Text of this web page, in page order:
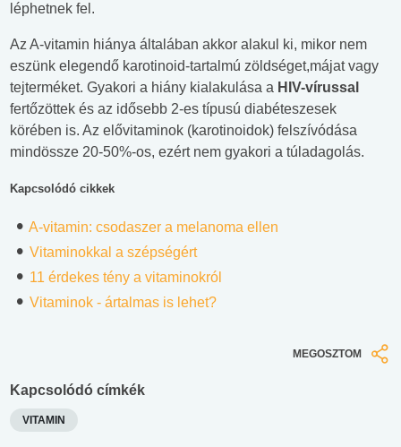
léphetnek fel.
Az A-vitamin hiánya általában akkor alakul ki, mikor nem
eszünk elegendő karotinoid-tartalmú zöldséget,májat vagy
tejterméket. Gyakori a hiány kialakulása a HIV-vírussal
fertőzöttek és az idősebb 2-es típusú diabéteszesek
körében is. Az elővitaminok (karotinoidok) felszívódása
mindössze 20-50%-os, ezért nem gyakori a túladagolás.
Kapcsolódó cikkek
A-vitamin: csodaszer a melanoma ellen
Vitaminokkal a szépségért
11 érdekes tény a vitaminokról
Vitaminok - ártalmas is lehet?
MEGOSZTOM
Kapcsolódó címkék
VITAMIN